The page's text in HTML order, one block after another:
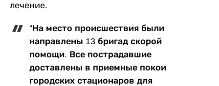
лечение.
“На место происшествия были
направлены 13 бригад скорой
помощи. Все пострадавшие
доставлены в приемные покои
городских стационаров для